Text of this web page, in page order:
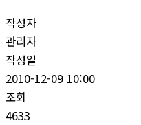
작성자
관리자
작성일
2010-12-09 10:00
조회
4633